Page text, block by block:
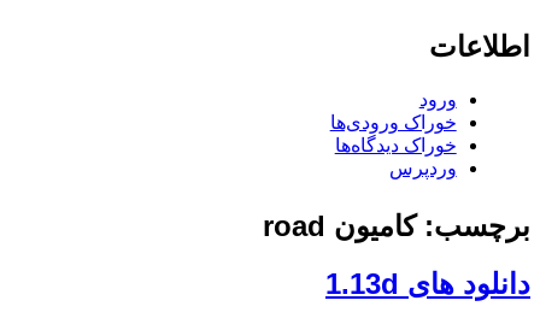
اطلاعات
ورود
خوراک ورودی‌ها
خوراک دیدگاه‌ها
وردپرس
برچسب: کامیون road
دانلود های 1.13d